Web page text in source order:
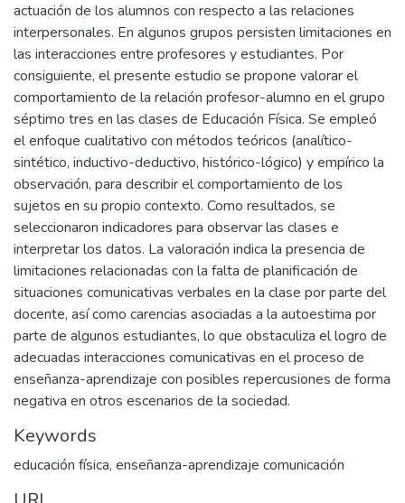
actuación de los alumnos con respecto a las relaciones
interpersonales. En algunos grupos persisten limitaciones en
las interacciones entre profesores y estudiantes. Por
consiguiente, el presente estudio se propone valorar el
comportamiento de la relación profesor-alumno en el grupo
séptimo tres en las clases de Educación Física. Se empleó
el enfoque cualitativo con métodos teóricos (analítico-
sintético, inductivo-deductivo, histórico-lógico) y empírico la
observación, para describir el comportamiento de los
sujetos en su propio contexto. Como resultados, se
seleccionaron indicadores para observar las clases e
interpretar los datos. La valoración indica la presencia de
limitaciones relacionadas con la falta de planificación de
situaciones comunicativas verbales en la clase por parte del
docente, así como carencias asociadas a la autoestima por
parte de algunos estudiantes, lo que obstaculiza el logro de
adecuadas interacciones comunicativas en el proceso de
enseñanza-aprendizaje con posibles repercusiones de forma
negativa en otros escenarios de la sociedad.
Keywords
educación física, enseñanza-aprendizaje comunicación